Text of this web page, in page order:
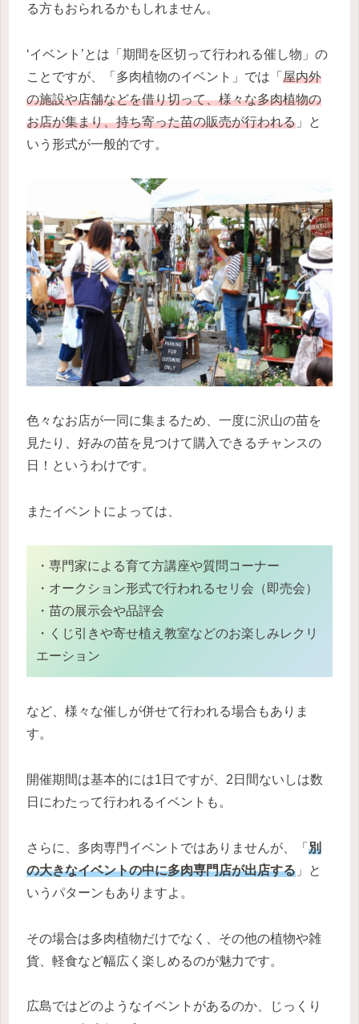
る方もおられるかもしれません。
‘イベント’とは「期間を区切って行われる催し物」の
ことですが、「多肉植物のイベント」では「 屋内外
の施設や店舗などを借り切って、様々な多肉植物の
お店が集まり、持ち寄った苗の販売が行われる 」と
いう形式が一般的です。
色々なお店が一同に集まるため、一度に沢山の苗を
見たり、好みの苗を見つけて購入できるチャンスの
日！というわけです。
またイベントによっては、
・専門家による育て方講座や質問コーナー
・オークション形式で行われるセリ会（即売会）
・苗の展示会や品評会
・くじ引きや寄せ植え教室などのお楽しみレクリ
エーション
など、様々な催しが併せて行われる場合もありま
す。
開催期間は基本的には1日ですが、2日間ないしは数
日にわたって行われるイベントも。
さらに、多肉専門イベントではありませんが、「 別
の大きなイベントの中に多肉専門店が出店する 」と
いうパターンもありますよ。
その場合は多肉植物だけでなく、その他の植物や雑
貨、軽食など幅広く楽しめるのが魅力です。
広島ではどのようなイベントがあるのか、じっくり